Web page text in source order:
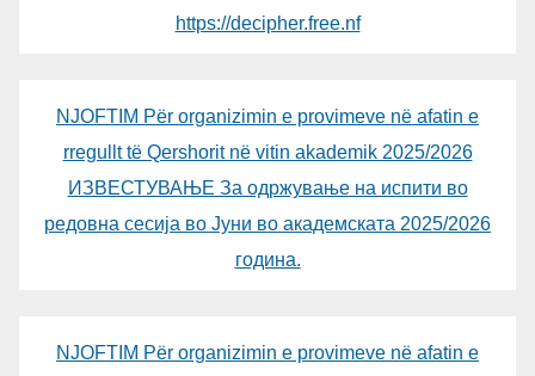
https://decipher.free.nf
NJOFTIM Për organizimin e provimeve në afatin e
rregullt të Qershorit në vitin akademik 2025/2026
ИЗВЕСТУВАЊЕ За одржување на испити во
редовна сесија во Јуни во академската 2025/2026
година.
NJOFTIM Për organizimin e provimeve në afatin e